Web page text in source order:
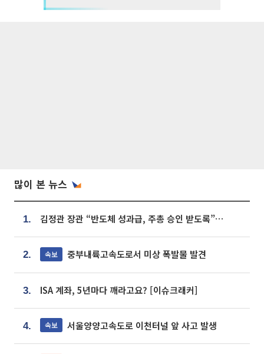
많이 본 뉴스
1. 김정관 장관 “반도체 성과급, 주총 승인 받도록”…상법·자본시장법 개정 시사
2. 속보 중부내륙고속도로서 미상 폭발물 발견
3. ISA 계좌, 5년마다 깨라고요? [이슈크래커]
4. 속보 서울양양고속도로 이천터널 앞 사고 발생